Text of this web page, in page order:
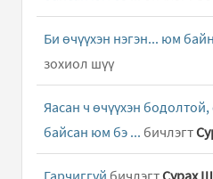
Би өчүүхэн нэгэн... юм
зохиол шүү
Яасан ч өчүүхэн
байсан юм бэ ... бичлэгт